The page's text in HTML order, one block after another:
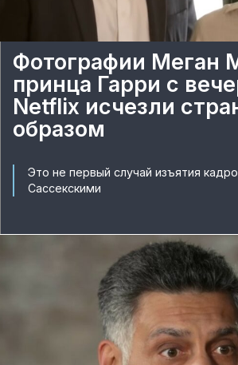
Фотографии Меган
принца Гарри с
Netflix исчезли
образом
Это не первый случай изъятия
Сассекскими